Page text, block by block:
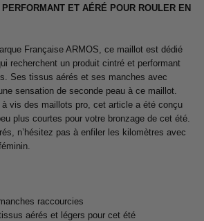
ET AÉRÉ POUR ROULER EN
Française ARMOS, ce maillot est dédié
recherchent un produit cintré et performant
Ses tissus aérés et ses manches avec
sensation de seconde peau à ce maillot.
à vis des maillots pro, cet article a été conçu
plus courtes pour votre bronzage de cet été.
n’hésitez pas à enfiler les kilomètres avec
raccourcies
aérés et légers pour cet été